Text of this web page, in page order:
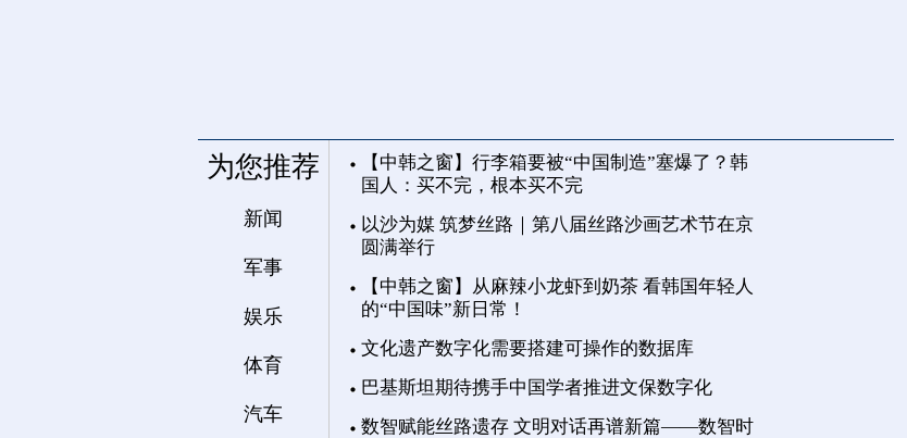
为您推荐
新闻
军事
娱乐
体育
汽车
【中韩之窗】行李箱要被“中国制造”塞爆了？韩
国人：买不完，根本买不完
以沙为媒 筑梦丝路｜第八届丝路沙画艺术节在京
圆满举行
【中韩之窗】从麻辣小龙虾到奶茶 看韩国年轻人
的“中国味”新日常！
文化遗产数字化需要搭建可操作的数据库
巴基斯坦期待携手中国学者推进文保数字化
数智赋能丝路遗存 文明对话再谱新篇——数智时